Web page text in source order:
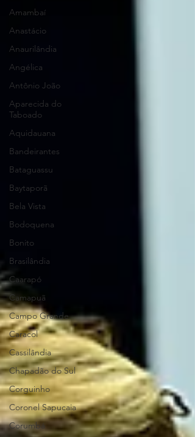
Amambaí
Anastácio
Anaurilândia
Angélica
Antônio João
Aparecida do
Taboado
Aquidauana
Bandeirantes
Bataguassu
Baytaporã
Bela Vista
Bodoquena
Bonito
Brasilândia
Caarapó
Camapuã
Campo Grande
Caracol
Cassilândia
Chapadão do Sul
Corguinho
Coronel Sapucaia
Corumbá